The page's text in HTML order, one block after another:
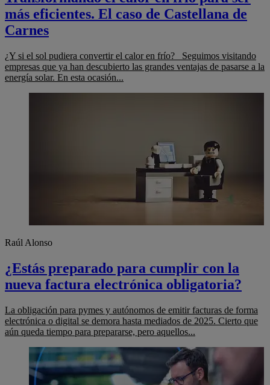
más eficientes. El caso de Castellana de
Carnes
¿Y si el sol pudiera convertir el calor en frío? Seguimos visitando
empresas que ya han descubierto las grandes ventajas de pasarse a la
energía solar. En esta ocasión...
Raúl Alonso
¿Estás preparado para cumplir con la
nueva factura electrónica obligatoria?
La obligación para pymes y autónomos de emitir facturas de forma
electrónica o digital se demora hasta mediados de 2025. Cierto que
aún queda tiempo para prepararse, pero aquellos...